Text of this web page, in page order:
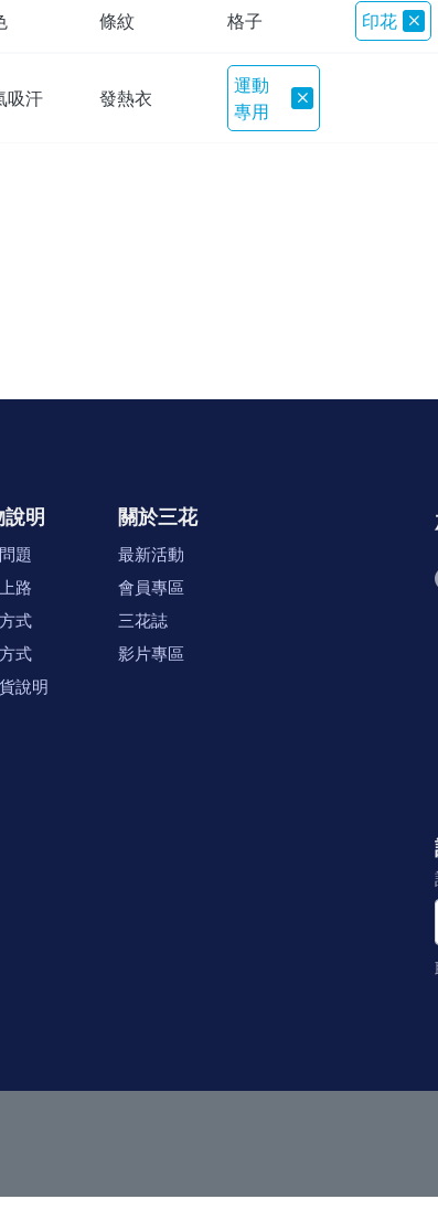
條紋 格子 印花
吸汗 發熱衣
運動
專用
明
題
路
式
式
說明
關於三花
最新活動
會員專區
三花誌
影片專區